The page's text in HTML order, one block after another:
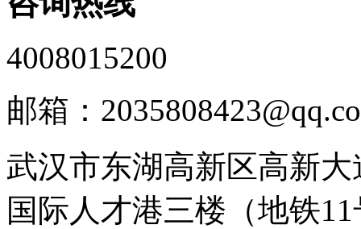
4008015200
邮箱：
武汉市东湖高新区高新
国际人才港三楼（地铁